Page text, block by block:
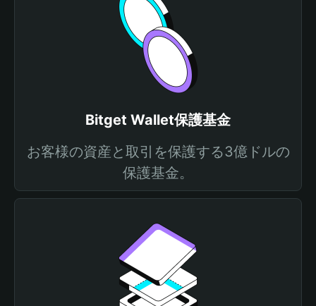
Bitget Wallet保護基金
お客様の資産と取引を保護する3億ドルの
保護基金。